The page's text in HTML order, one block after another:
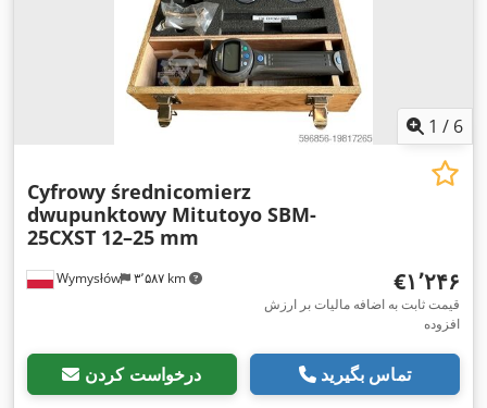
1 / 6
Wymysłów ۳٬۵۸۷ km
Cyfrowy średnicomierz
dwupunktowy Mitutoyo SBM-
25CXST 12–25 mm
‎€۱٬۲۴۶
قیمت ثابت به اضافه مالیات بر ارزش
افزوده
درخواست کردن تماس بگیرید